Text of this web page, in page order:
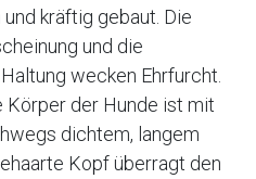
kräftig gebaut. Die
und die
wecken Ehrfurcht.
Körper der Hunde ist mit
dichtem, langem
Kopf überragt den